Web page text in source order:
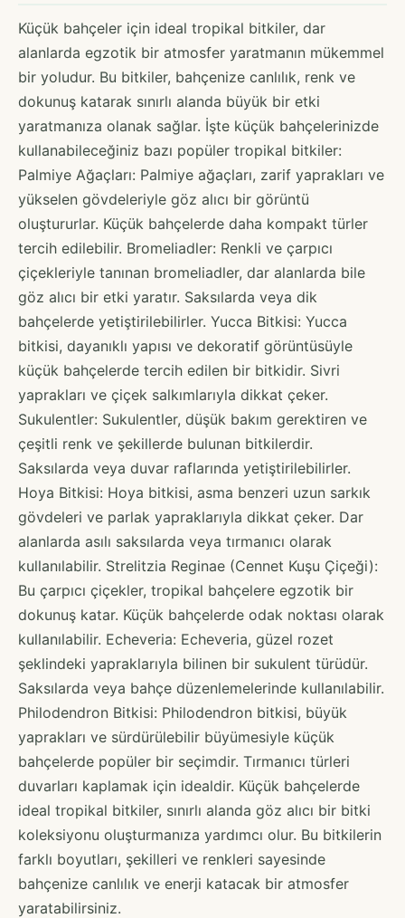
Küçük bahçeler için ideal tropikal bitkiler, dar
alanlarda egzotik bir atmosfer yaratmanın mükemmel
bir yoludur. Bu bitkiler, bahçenize canlılık, renk ve
dokunuş katarak sınırlı alanda büyük bir etki
yaratmanıza olanak sağlar. İşte küçük bahçelerinizde
kullanabileceğiniz bazı popüler tropikal bitkiler:
Palmiye Ağaçları: Palmiye ağaçları, zarif yaprakları ve
yükselen gövdeleriyle göz alıcı bir görüntü
oluştururlar. Küçük bahçelerde daha kompakt türler
tercih edilebilir. Bromeliadler: Renkli ve çarpıcı
çiçekleriyle tanınan bromeliadler, dar alanlarda bile
göz alıcı bir etki yaratır. Saksılarda veya dik
bahçelerde yetiştirilebilirler. Yucca Bitkisi: Yucca
bitkisi, dayanıklı yapısı ve dekoratif görüntüsüyle
küçük bahçelerde tercih edilen bir bitkidir. Sivri
yaprakları ve çiçek salkımlarıyla dikkat çeker.
Sukulentler: Sukulentler, düşük bakım gerektiren ve
çeşitli renk ve şekillerde bulunan bitkilerdir.
Saksılarda veya duvar raflarında yetiştirilebilirler.
Hoya Bitkisi: Hoya bitkisi, asma benzeri uzun sarkık
gövdeleri ve parlak yapraklarıyla dikkat çeker. Dar
alanlarda asılı saksılarda veya tırmanıcı olarak
kullanılabilir. Strelitzia Reginae (Cennet Kuşu Çiçeği):
Bu çarpıcı çiçekler, tropikal bahçelere egzotik bir
dokunuş katar. Küçük bahçelerde odak noktası olarak
kullanılabilir. Echeveria: Echeveria, güzel rozet
şeklindeki yapraklarıyla bilinen bir sukulent türüdür.
Saksılarda veya bahçe düzenlemelerinde kullanılabilir.
Philodendron Bitkisi: Philodendron bitkisi, büyük
yaprakları ve sürdürülebilir büyümesiyle küçük
bahçelerde popüler bir seçimdir. Tırmanıcı türleri
duvarları kaplamak için idealdir. Küçük bahçelerde
ideal tropikal bitkiler, sınırlı alanda göz alıcı bir bitki
koleksiyonu oluşturmanıza yardımcı olur. Bu bitkilerin
farklı boyutları, şekilleri ve renkleri sayesinde
bahçenize canlılık ve enerji katacak bir atmosfer
yaratabilirsiniz.